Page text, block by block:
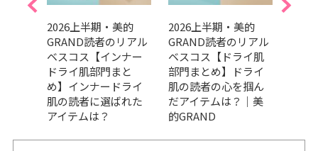
2026上半期・美的
GRAND読者のリアル
ベスコス【インナー
ドライ肌部門まと
め】インナードライ
肌の読者に選ばれた
アイテムは？
2026上半期・美的
GRAND読者のリアル
ベスコス【ドライ肌
部門まとめ】ドライ
肌の読者の心を掴ん
だアイテムは？｜美
的GRAND